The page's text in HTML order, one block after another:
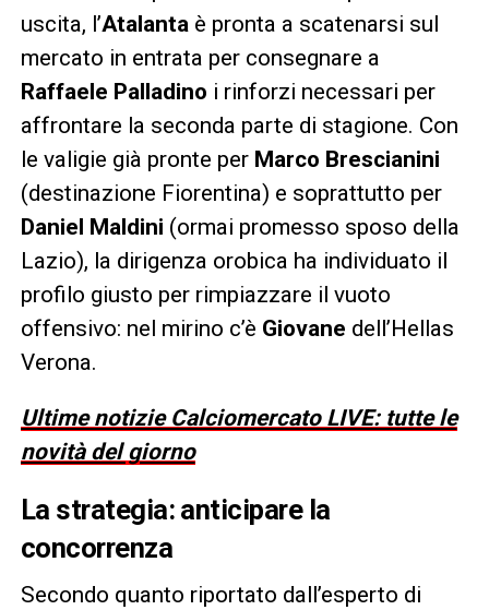
uscita, l’Atalantaè pronta a scatenarsi sul
mercato in entrata per consegnare a
Raffaele Palladino i rinforzi necessari per
affrontare la seconda parte di stagione. Con
le valigie già pronte per Marco Brescianini
(destinazione Fiorentina) e soprattutto per
Daniel Maldini (ormai promesso sposo della
Lazio), la dirigenza orobica ha individuato il
profilo giusto per rimpiazzare il vuoto
offensivo: nel mirino c’è Giovane dell’Hellas
Verona.
Ultime notizie Calciomercato LIVE: tutte le
novità del giorno
La strategia: anticipare la
concorrenza
Secondo quanto riportato dall’esperto di